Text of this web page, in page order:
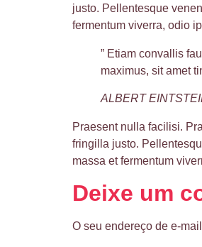
justo. Pellentesque
fermentum viverra, odio
” Etiam convallis
maximus, sit amet
ALBERT
Praesent nulla facilisi.
fringilla justo.
massa et fermentum
Deixe um
O seu endereço de e-